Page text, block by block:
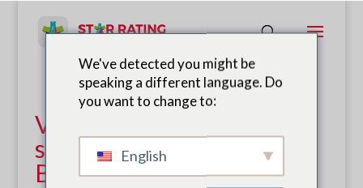
Viagens seguras e
saudáveis para a escola no
Botsuana
We've detected you might be
speaking a different language. Do
you want to change to:
English